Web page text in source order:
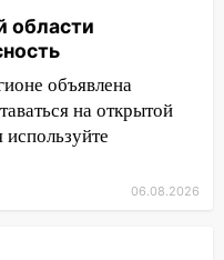
помогли
улице
украли два
области
объявлена
на открытой
используйте
06.08.2026